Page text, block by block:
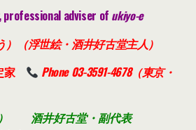
professional adviser of ukiyo-e
（浮世絵・酒井好古堂主人）
家
Phone 03-3591-4678（東京・
） 酒井好古堂・副代表